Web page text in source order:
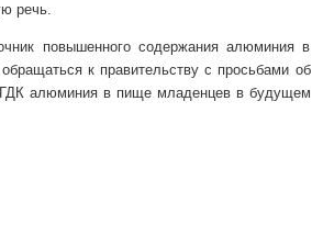
речь.
повышенного содержания алюминия в
к правительству с просьбами об
ГДК алюминия в пище младенцев в будущем